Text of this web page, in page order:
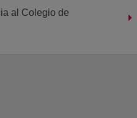
al Colegio de